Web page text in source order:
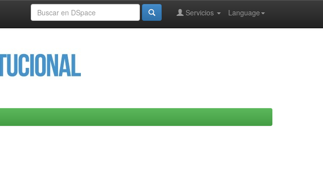
Language
Servicios